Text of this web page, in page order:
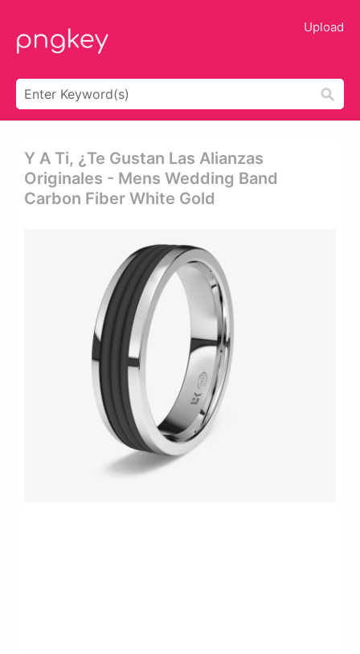
Upload
Y A Ti, ¿te Gustan Las Alianzas
Originales - Mens Wedding Band
Carbon Fiber White Gold